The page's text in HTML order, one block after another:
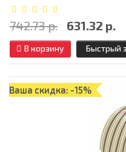
742.73 р. 631.32 р.
В корзину Быстрый
Ваша скидка: -15%